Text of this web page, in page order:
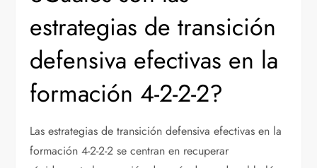
estrategias de transición
defensiva efectivas en la
formación 4-2-2-2?
Las estrategias de transición defensiva efectivas en la
formación 4-2-2-2 se centran en recuperar